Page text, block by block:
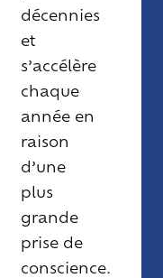
décennies
et
s’accélère
chaque
année en
raison
d’une
plus
grande
prise de
conscience.